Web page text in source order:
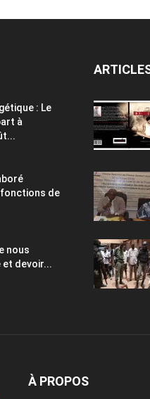
: Le
à
de
nous
devoir...
À PROPOS